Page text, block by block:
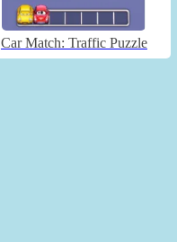
Car Match: Traffic Puzzle